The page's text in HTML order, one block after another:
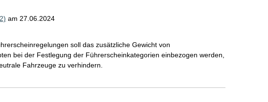
am 27.06.2024
soll das zusätzliche Gewicht von
bei der Festlegung der Führerscheinkategorien einbezogen werden,
Fahrzeuge zu verhindern.